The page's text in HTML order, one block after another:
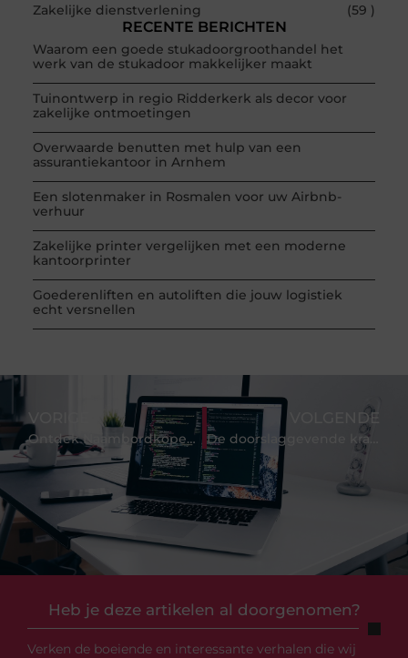
Zakelijke dienstverlening
(59 )
RECENTE BERICHTEN
Waarom een goede stukadoorgroothandel het
werk van de stukadoor makkelijker maakt
Tuinontwerp in regio Ridderkerk als decor voor
zakelijke ontmoetingen
Overwaarde benutten met hulp van een
assurantiekantoor in Arnhem
Een slotenmaker in Rosmalen voor uw Airbnb-
verhuur
Zakelijke printer vergelijken met een moderne
kantoorprinter
Goederenliften en autoliften die jouw logistiek
echt versnellen
Heb je deze artikelen al doorgenomen?
Verken de boeiende en interessante verhalen die wij
Ontdek Naambordkopen: Uw specialist in naamborden
VOLGENDE
De doorslaggevende kracht van een industriële hogedrukreiniger